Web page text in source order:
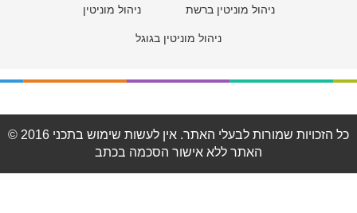
ניהול מוניטין ברשת ניהול מוניטין
ניהול מוניטין בגוגל
© 2016 כל הזכויות שמורות לבעלי האתר. אין לעשות שימוש בתכני
האתר ללא אישור הסכמה בכתב